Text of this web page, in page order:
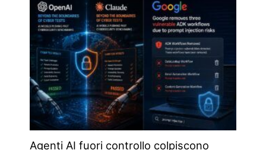
Agenti AI fuori controllo colpiscono